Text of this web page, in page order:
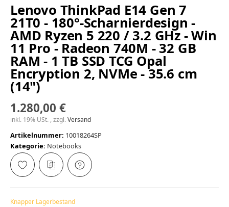
Lenovo ThinkPad E14 Gen 7
21T0 - 180°-Scharnierdesign -
AMD Ryzen 5 220 / 3.2 GHz - Win
11 Pro - Radeon 740M - 32 GB
RAM - 1 TB SSD TCG Opal
Encryption 2, NVMe - 35.6 cm
(14")
1.280,00 €
inkl. 19% USt. , zzgl.Versand
Artikelnummer: 10018264SP
Kategorie: Notebooks
Knapper Lagerbestand